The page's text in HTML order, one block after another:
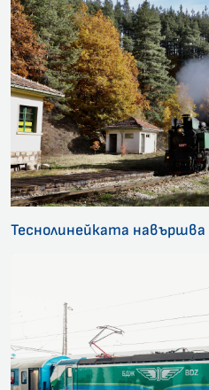
Теснолинейката навършва